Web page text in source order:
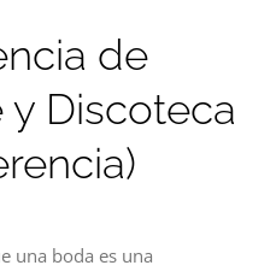
de
y Discoteca
una boda es una